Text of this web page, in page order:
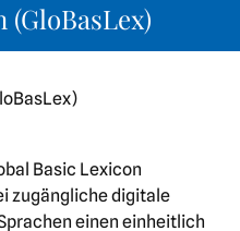
(GloBasLex)
Basic Lexicon
zugängliche digitale
einen einheitlich